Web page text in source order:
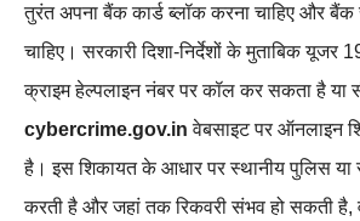
तुरंत अपना बैंक कार्ड ब्लॉक करना चाहिए और
चाहिए। सरकारी दिशा‑निर्देशों के मुताबिक
क्राइम हेल्पलाइन नंबर पर कॉल कर सकता है या
cybercrime.gov.in वेबसाइट पर ऑनलाइन
है। इस शिकायत के आधार पर स्थानीय पुलिस
करती है और जहां तक रिकवरी संभव हो सकती है,